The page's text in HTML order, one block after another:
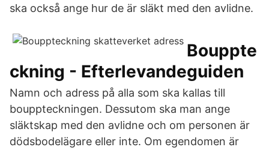
ska också ange hur de är släkt med den avlidne.
Bouppte
ckning - Efterlevandeguiden
Namn och adress på alla som ska kallas till
bouppteckningen. Dessutom ska man ange
släktskap med den avlidne och om personen är
dödsbodelägare eller inte. Om egendomen är